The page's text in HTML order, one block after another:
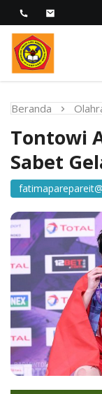
STIKES
Melayani dengan
Beranda
Tontowi
Sabet